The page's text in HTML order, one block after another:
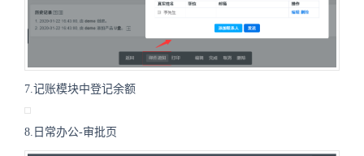
7.记账模块中登记余额
8.日常办公-审批页